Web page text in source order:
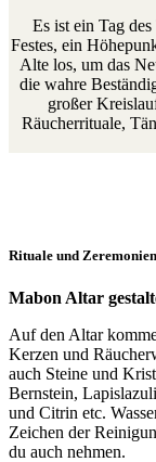
Es ist ein Tag
Festes, ein
Alte los, um das
die wahre
großer
Räucherrituale,
Rituale und Zeremonien
Mabon Altar
Auf den Altar
Kerzen und
auch Steine und
Bernstein,
und Citrin etc.
Zeichen der
du auch nehmen.